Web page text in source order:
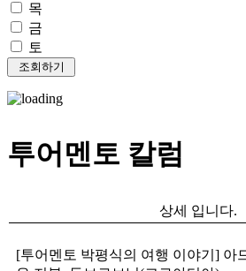
목
금
토
투어멘토 칼럼
상세 입니다.
[투어멘토 박평식의 여행 이야기] 아